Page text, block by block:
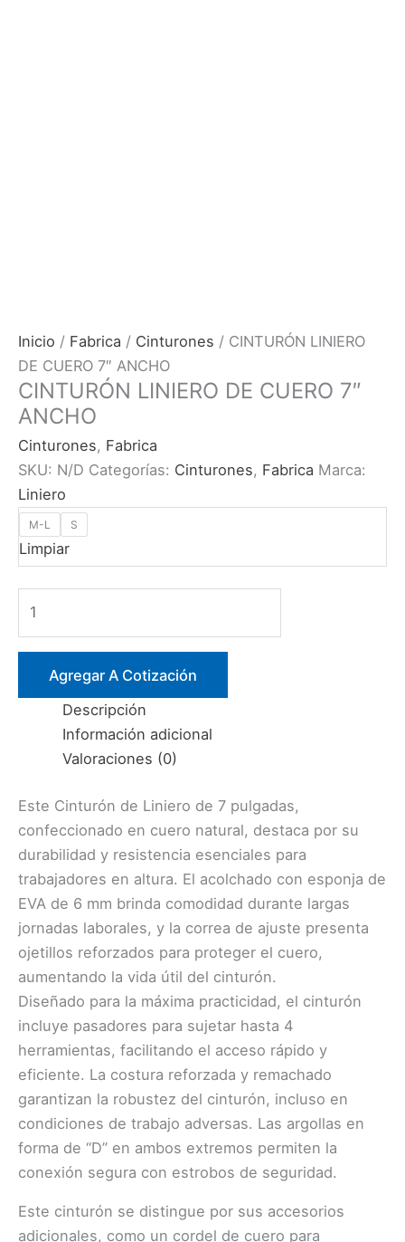
Inicio / Fabrica / Cinturones / CINTURÓN LINIERO
DE CUERO 7″ ANCHO
CINTURÓN LINIERO DE CUERO 7″
ANCHO
Cinturones, Fabrica
SKU: N/D Categorías: Cinturones, Fabrica Marca:
Liniero
M-L S
Limpiar
DE
CUERO
7″
Agregar A Cotización
Descripción
Información adicional
Valoraciones (0)
Este Cinturón de Liniero de 7 pulgadas,
confeccionado en cuero natural, destaca por su
durabilidad y resistencia esenciales para
trabajadores en altura. El acolchado con esponja de
EVA de 6 mm brinda comodidad durante largas
jornadas laborales, y la correa de ajuste presenta
ojetillos reforzados para proteger el cuero,
aumentando la vida útil del cinturón.
Diseñado para la máxima practicidad, el cinturón
incluye pasadores para sujetar hasta 4
herramientas, facilitando el acceso rápido y
eficiente. La costura reforzada y remachado
garantizan la robustez del cinturón, incluso en
condiciones de trabajo adversas. Las argollas en
forma de “D” en ambos extremos permiten la
conexión segura con estrobos de seguridad.
Este cinturón se distingue por sus accesorios
adicionales, como un cordel de cuero para